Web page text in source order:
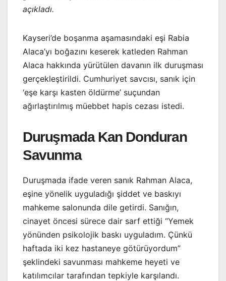
açıkladı.
Kayseri’de boşanma aşamasındaki eşi Rabia
Alaca’yı boğazını keserek katleden Rahman
Alaca hakkında yürütülen davanın ilk duruşması
gerçekleştirildi. Cumhuriyet savcısı, sanık için
‘eşe karşı kasten öldürme’ suçundan
ağırlaştırılmış müebbet hapis cezası istedi.
Duruşmada Kan Donduran
Savunma
Duruşmada ifade veren sanık Rahman Alaca,
eşine yönelik uyguladığı şiddet ve baskıyı
mahkeme salonunda dile getirdi. Sanığın,
cinayet öncesi sürece dair sarf ettiği “Yemek
yönünden psikolojik baskı uyguladım. Çünkü
haftada iki kez hastaneye götürüyordum”
şeklindeki savunması mahkeme heyeti ve
katılımcılar tarafından tepkiyle karşılandı.